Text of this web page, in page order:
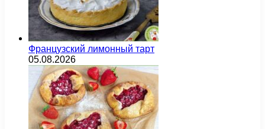
Французский лимонный тарт
05.08.2026